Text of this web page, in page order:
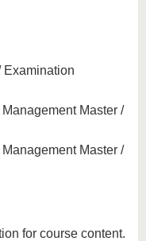
Examination
Master /
Master /
for course content.